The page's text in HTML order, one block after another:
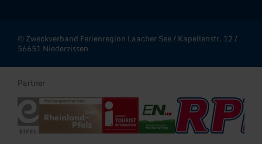
© Zweckverband Ferienregion Laacher See / Kapellenstr. 12 /
56651 Niederzissen
Partner
Eifel Tourismus
Rheinland-Pfalz GoldDeutscher Tourismusverband - i-Marke
Erlebnisregion Nürburgring
RPR1